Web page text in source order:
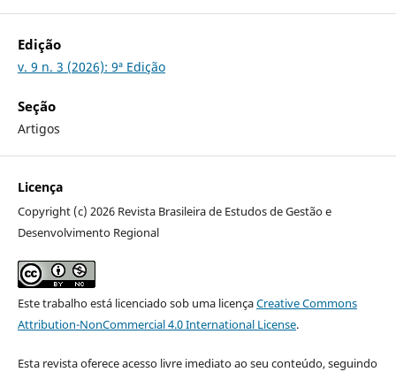
Edição
v. 9 n. 3 (2026): 9ª Edição
Seção
Artigos
Licença
Copyright (c) 2026 Revista Brasileira de Estudos de Gestão e
Desenvolvimento Regional
Este trabalho está licenciado sob uma licençaCreative Commons
Attribution-NonCommercial 4.0 International License.
Esta revista oferece acesso livre imediato ao seu conteúdo, seguindo